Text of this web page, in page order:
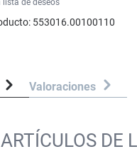
de deseos
553016.00100110
Valoraciones
DE